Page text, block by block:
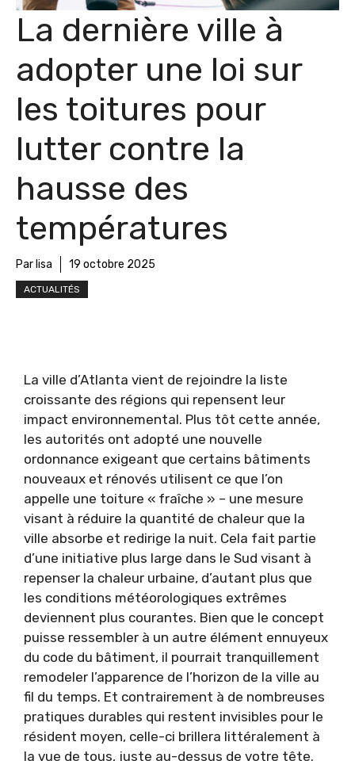
La dernière ville à
adopter une loi sur
les toitures pour
lutter contre la
hausse des
températures
Par lisa 19 octobre 2025
ACTUALITÉS
La ville d’Atlanta vient de rejoindre la liste
croissante des régions qui repensent leur
impact environnemental. Plus tôt cette année,
les autorités ont adopté une nouvelle
ordonnance exigeant que certains bâtiments
nouveaux et rénovés utilisent ce que l’on
appelle une toiture « fraîche » – une mesure
visant à réduire la quantité de chaleur que la
ville absorbe et redirige la nuit. Cela fait partie
d’une initiative plus large dans le Sud visant à
repenser la chaleur urbaine, d’autant plus que
les conditions météorologiques extrêmes
deviennent plus courantes. Bien que le concept
puisse ressembler à un autre élément ennuyeux
du code du bâtiment, il pourrait tranquillement
remodeler l’apparence de l’horizon de la ville au
fil du temps. Et contrairement à de nombreuses
pratiques durables qui restent invisibles pour le
résident moyen, celle-ci brillera littéralement à
la vue de tous, juste au-dessus de votre tête.